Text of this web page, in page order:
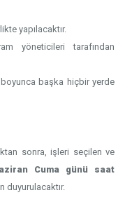
yapılacaktır.
yöneticileri tarafından
boyunca başka hiçbir yerde
sonra, işleri seçilen ve
Cuma günü saat
duyurulacaktır.